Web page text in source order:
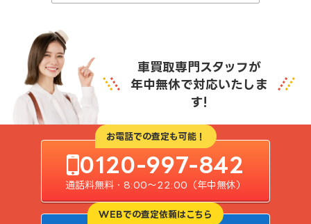
車買取専門スタッフが
年中無休で対応いたしま
す!
お電話での査定も可能！
0120-997-842
通話料無料・8:00〜22:00（年中無休）
WEBでの査定依頼はこちら